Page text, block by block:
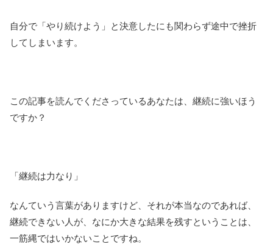
自分で「やり続けよう」と決意したにも関わらず途中で挫折
してしまいます。
この記事を読んでくださっているあなたは、継続に強いほう
ですか？
「継続は力なり」
なんていう言葉がありますけど、それが本当なのであれば、
継続できない人が、なにか大きな結果を残すということは、
一筋縄ではいかないことですね。